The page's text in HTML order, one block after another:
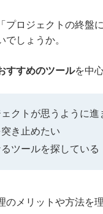
プロジェクトの終盤
しょうか。
すすめのツールを中
クトが思うように進
き止めたい
ツールを探している
メリットや方法を